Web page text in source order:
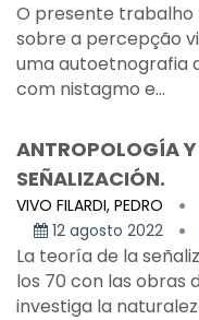
O presente
sobre a percepção
uma autoetnografia
com nistagmo e...
ANTROPOLOGÍA
SEÑALIZACIÓN.
VIVO FILARDI, PEDRO
12 agosto 2022
La teoría de la
los 70 con las obras
investiga la